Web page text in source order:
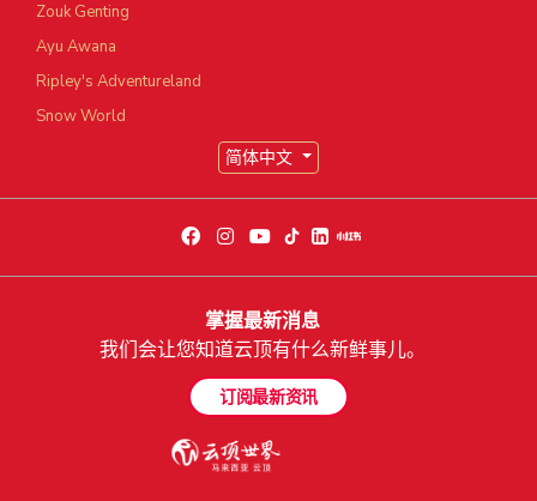
Zouk Genting
Ayu Awana
Ripley's Adventureland
Snow World
简体中文
掌握最新消息
我们会让您知道云顶有什么新鲜事儿。
订阅最新资讯